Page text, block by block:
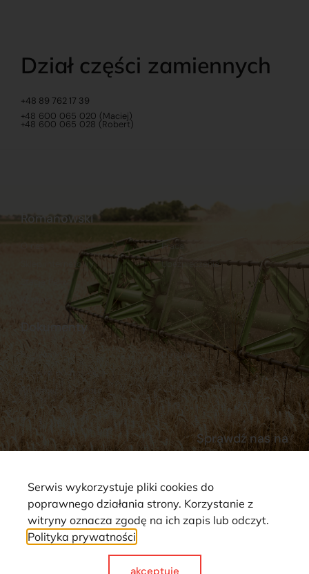
Dział części zamiennych
+48 89 762 17 39
+48 600 065 020 (Maciej)
+48 600 065 028 (Robert)
Dokumenty
Regulamin
Polityka prywatności
Reklamacje i zwroty
Dostawy
Płatności
Romanowski
Sklep internetowy
Praca
Ubezpieczenia
Sprawdź nas na
Strona wykorzystuje pliki cookie. Wszystkie prawa zastrzeżone ©
Serwis wykorzystuje pliki cookies do
poprawnego działania strony. Korzystanie z
witryny oznacza zgodę na ich zapis lub odczyt.
Polityka prywatności
akceptuje